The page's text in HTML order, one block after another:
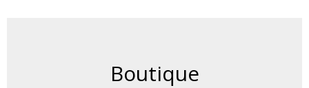
Boutique